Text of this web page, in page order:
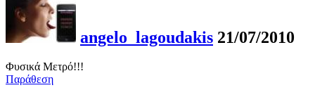
angelo_lagoudakis 21/07/2010
Φυσικά Μετρό!!!
Παράθεση